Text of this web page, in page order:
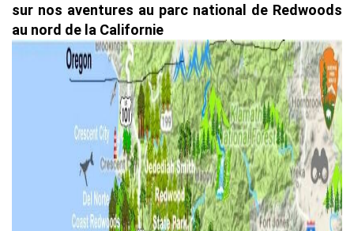
sur nos aventures au parc national de Redwoods
au nord de la Californie